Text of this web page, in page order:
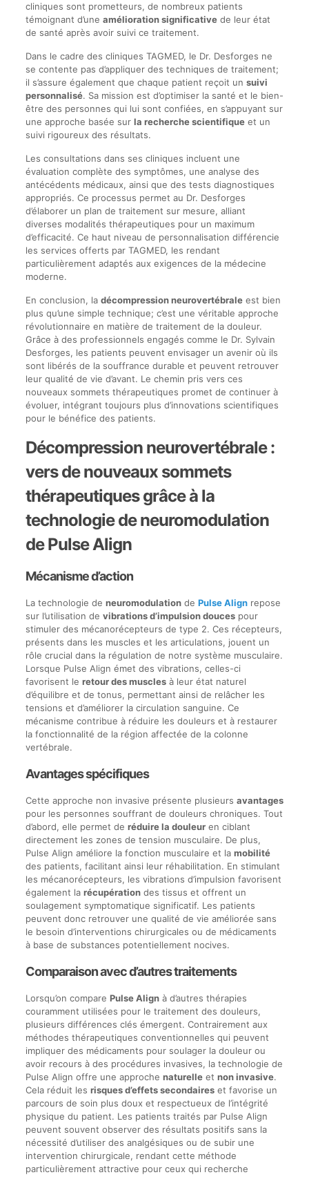
cliniques sont prometteurs, de nombreux patients
témoignant d’une amélioration significativede leur état
de santé après avoir suivi ce traitement.
Dans le cadre des cliniques TAGMED, le Dr. Desforges ne
se contente pas d’appliquer des techniques de traitement;
il s’assure également que chaque patient reçoit un suivi
personnalisé. Sa mission est d’optimiser la santé et le bien-
être des personnes qui lui sont confiées, en s’appuyant sur
une approche basée sur la recherche scientifiqueet un
suivi rigoureux des résultats.
Les consultations dans ses cliniques incluent une
évaluation complète des symptômes, une analyse des
antécédents médicaux, ainsi que des tests diagnostiques
appropriés. Ce processus permet au Dr. Desforges
d’élaborer un plan de traitement sur mesure, alliant
diverses modalités thérapeutiques pour un maximum
d’efficacité. Ce haut niveau de personnalisation différencie
les services offerts par TAGMED, les rendant
particulièrement adaptés aux exigences de la médecine
moderne.
En conclusion, la décompression neurovertébraleest bien
plus qu’une simple technique; c’est une véritable approche
révolutionnaire en matière de traitement de la douleur.
Grâce à des professionnels engagés comme le Dr. Sylvain
Desforges, les patients peuvent envisager un avenir où ils
sont libérés de la souffrance durable et peuvent retrouver
leur qualité de vie d’avant. Le chemin pris vers ces
nouveaux sommets thérapeutiques promet de continuer à
évoluer, intégrant toujours plus d’innovations scientifiques
pour le bénéfice des patients.
Décompression neurovertébrale :
vers de nouveaux sommets
thérapeutiques grâce à la
technologie de neuromodulation
de Pulse Align
Mécanisme d’action
La technologie de neuromodulationde Pulse Alignrepose
sur l’utilisation de vibrations d’impulsion doucespour
stimuler des mécanorécepteurs de type 2. Ces récepteurs,
présents dans les muscles et les articulations, jouent un
rôle crucial dans la régulation de notre système musculaire.
Lorsque Pulse Align émet des vibrations, celles-ci
favorisent le retour des musclesà leur état naturel
d’équilibre et de tonus, permettant ainsi de relâcher les
tensions et d’améliorer la circulation sanguine. Ce
mécanisme contribue à réduire les douleurs et à restaurer
la fonctionnalité de la région affectée de la colonne
vertébrale.
Avantages spécifiques
Cette approche non invasive présente plusieurs avantages
pour les personnes souffrant de douleurs chroniques. Tout
d’abord, elle permet de réduire la douleuren ciblant
directement les zones de tension musculaire. De plus,
Pulse Align améliore la fonction musculaire et la mobilité
des patients, facilitant ainsi leur réhabilitation. En stimulant
les mécanorécepteurs, les vibrations d’impulsion favorisent
également la récupérationdes tissus et offrent un
soulagement symptomatique significatif. Les patients
peuvent donc retrouver une qualité de vie améliorée sans
le besoin d’interventions chirurgicales ou de médicaments
à base de substances potentiellement nocives.
Comparaison avec d’autres traitements
Lorsqu’on compare Pulse Alignà d’autres thérapies
couramment utilisées pour le traitement des douleurs,
plusieurs différences clés émergent. Contrairement aux
méthodes thérapeutiques conventionnelles qui peuvent
impliquer des médicaments pour soulager la douleur ou
avoir recours à des procédures invasives, la technologie de
Pulse Align offre une approche naturelleet non invasive.
Cela réduit les risques d’effets secondaireset favorise un
parcours de soin plus doux et respectueux de l’intégrité
physique du patient. Les patients traités par Pulse Align
peuvent souvent observer des résultats positifs sans la
nécessité d’utiliser des analgésiques ou de subir une
intervention chirurgicale, rendant cette méthode
particulièrement attractive pour ceux qui recherche